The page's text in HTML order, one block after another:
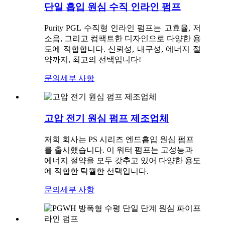
단일 흡입 원심 수직 인라인 펌프
Purity PGL 수직형 인라인 펌프는 고효율, 저
소음, 그리고 컴팩트한 디자인으로 다양한 용
도에 적합합니다. 신뢰성, 내구성, 에너지 절
약까지, 최고의 선택입니다!
문의 세부 사항
고압 전기 원심 펌프 제조업체
저희 회사는 PS 시리즈 엔드흡입 원심 펌프
를 출시했습니다. 이 워터 펌프는 고성능과
에너지 절약을 모두 갖추고 있어 다양한 용도
에 적합한 탁월한 선택입니다.
문의 세부 사항